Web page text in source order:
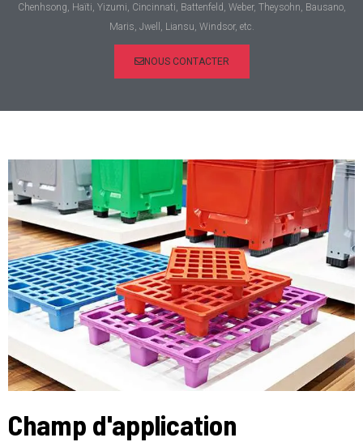
Chenhsong, Haïti, Yizumi, Cincinnati, Battenfeld, Weber, Theysohn, Bausano,
Maris, Jwell, Liansu, Windsor, etc.
NOUS CONTACTER
Champ d'application